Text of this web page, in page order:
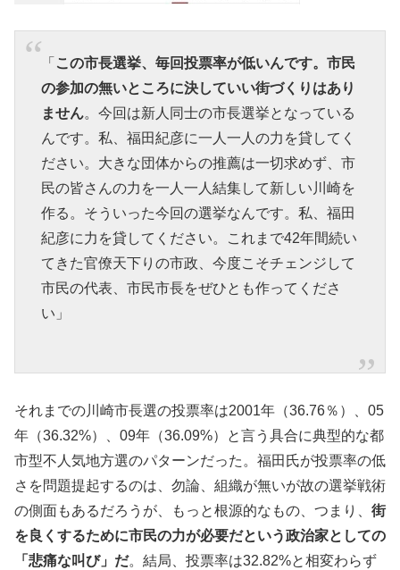
「 この市長選挙、毎回投票率が低いんです。市民
の参加の無いところに決していい街づくりはあり
ません。今回は新人同士の市長選挙となっている
んです。私、福田紀彦に一人一人の力を貸してく
ださい。大きな団体からの推薦は一切求めず、市
民の皆さんの力を一人一人結集して新しい川崎を
作る。そういった今回の選挙なんです。私、福田
紀彦に力を貸してください。これまで42年間続い
てきた官僚天下りの市政、今度こそチェンジして
市民の代表、市民市長をぜひとも作ってくださ
い」
それまでの川崎市長選の投票率は2001年（36.76％）、05
年（36.32%）、09年（36.09%）と言う具合に典型的な都
市型不人気地方選のパターンだった。福田氏が投票率の低
さを問題提起するのは、勿論、組織が無いが故の選挙戦術
の側面もあるだろうが、もっと根源的なもの、つまり、 街
を良くするために市民の力が必要だという政治家としての
「悲痛な叫び」だ。結局、投票率は32.82%と相変わらず